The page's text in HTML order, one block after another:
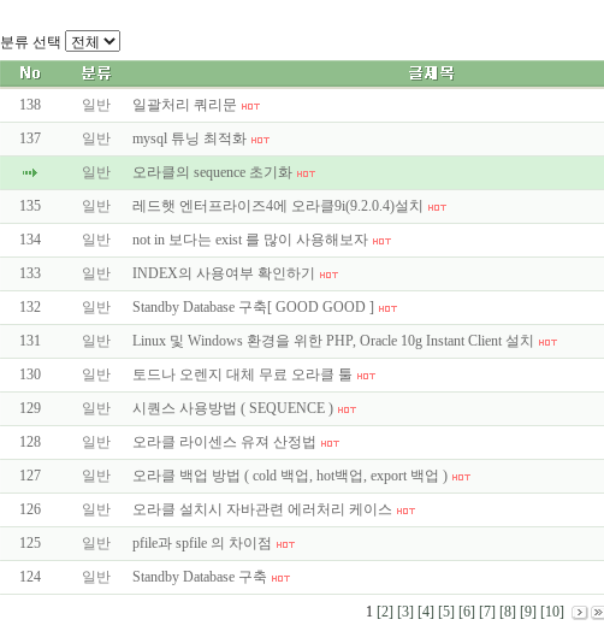
분류 선택
138 일반 일괄처리 쿼리문
137
일반 mysql 튜닝 최적화
일반
오라클의 sequence 초기화
135
일반 레드햇 엔터프라이즈4에 오라클9i(9.2.0.4)설치
134
일반 not in 보다는 exist 를 많이 사용해보자
133
일반 INDEX의 사용여부 확인하기
132
일반 Standby Database 구축[ GOOD GOOD ]
131
일반 Linux 및 Windows 환경을 위한 PHP, Oracle 10g Instant Client 설치
130
일반 토드나 오렌지 대체 무료 오라클 툴
129
일반 시퀀스 사용방법 ( SEQUENCE )
128
일반 오라클 라이센스 유져 산정법
127
일반 오라클 백업 방법 ( cold 백업, hot백업, export 백업 )
126
일반 오라클 설치시 자바관련 에러처리 케이스
125
일반 pfile과 spfile 의 차이점
124
일반 Standby Database 구축
1 [2] [3] [4] [5] [6] [7] [8] [9] [10]